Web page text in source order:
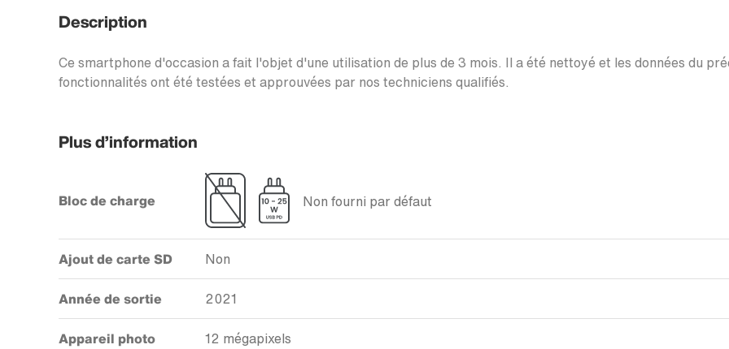
Description
Ce smartphone d'occasion a fait l'objet d'une utilisation de plus de 3 mois. Il a été nettoyé et les données du
fonctionnalités ont été testées et approuvées par nos techniciens qualifiés.
Plus d’information
Bloc de charge Non fourni par défaut
Ajout de carte SD Non
Année de sortie 2021
Appareil photo 12 mégapixels